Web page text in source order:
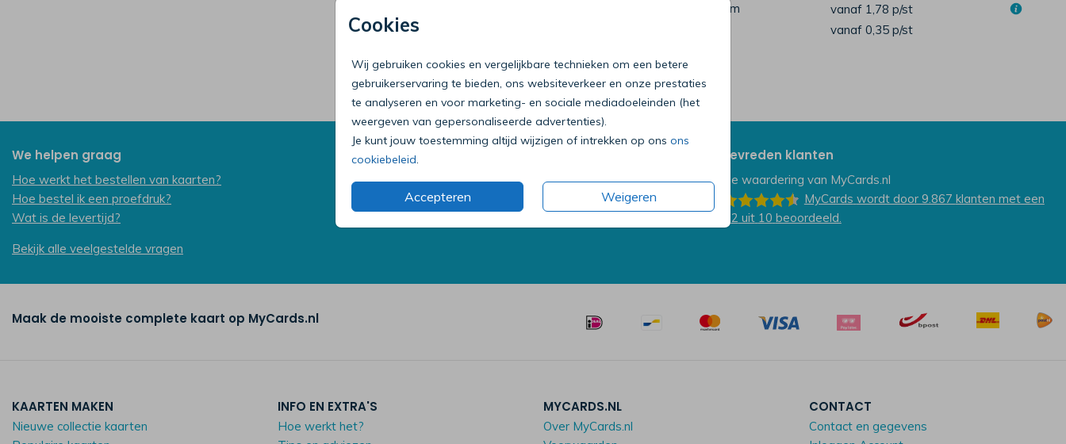
Cookies
Wij gebruiken cookies en vergelijkbare technieken om een betere
gebruikerservaring te bieden, ons websiteverkeer en onze prestaties
te analyseren en voor marketing- en sociale mediadoeleinden (het
weergeven van gepersonaliseerde advertenties).
Je kunt jouw toestemming altijd wijzigen of intrekken op ons ons
cookiebeleid
Accepteren Weigeren
14.4 × 21.6 cm
vanaf 1,78 p/st
vanaf 0,35 p/st
We helpen graag
Hoe werkt het bestellen van kaarten?
Hoe bestel ik een proefdruk?
Wat is de levertijd?
Bekijk alle veelgestelde vragen
Bel onze klantenservice
Op werkdagen van 09:00 tot 18:00 uur
Mailen mag ook:klantenservice@mycards.nl
Tevreden klanten
De waardering van MyCards.nl
MyCards wordt door 9.867 klanten met een
9.2 uit 10 beoordeeld.
Maak de mooiste complete kaart op MyCards.nl
KAARTEN MAKEN
Nieuwe collectie kaarten
INFO EN EXTRA'S
Hoe werkt het?
MYCARDS.NL
Over MyCards.nl
CONTACT
Contact en gegevens